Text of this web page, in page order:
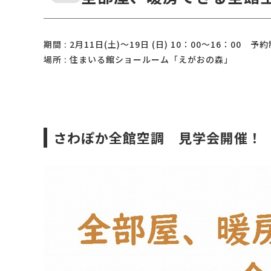
期間 : 2月11日(土)～19日 (日) 10：00～16：00 予約
場所 : 住まいる館ショールーム「えがおの森」
さわぽか全館空調 見学会開催！